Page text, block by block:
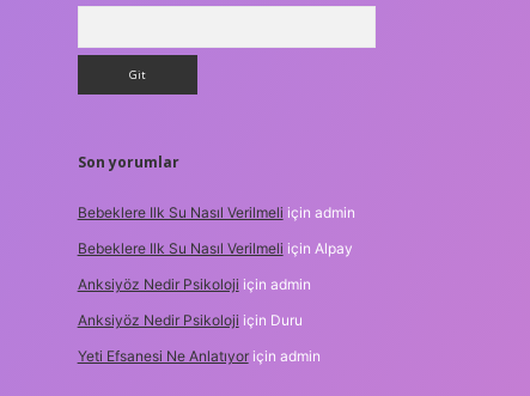
Son yorumlar
Bebeklere Ilk Su Nasıl Verilmeli için admin
Bebeklere Ilk Su Nasıl Verilmeli için Alpay
Anksiyöz Nedir Psikoloji için admin
Anksiyöz Nedir Psikoloji için Duru
Yeti Efsanesi Ne Anlatıyoriçin admin